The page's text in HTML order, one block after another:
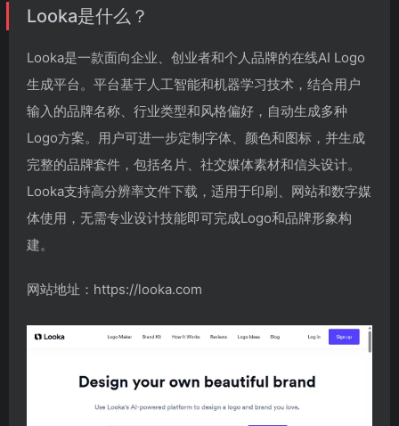
Looka是什么？
Looka是一款面向企业、创业者和个人品牌的在线AI Logo
生成平台。平台基于人工智能和机器学习技术，结合用户
输入的品牌名称、行业类型和风格偏好，自动生成多种
Logo方案。用户可进一步定制字体、颜色和图标，并生成
完整的品牌套件，包括名片、社交媒体素材和信头设计。
Looka支持高分辨率文件下载，适用于印刷、网站和数字媒
体使用，无需专业设计技能即可完成Logo和品牌形象构
建。
网站地址：https://looka.com